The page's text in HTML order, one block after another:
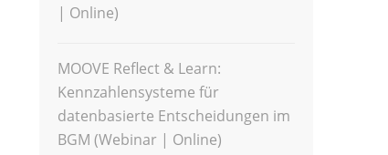
| Online)
MOOVE Reflect & Learn:
Kennzahlensysteme für
datenbasierte Entscheidungen im
BGM (Webinar | Online)